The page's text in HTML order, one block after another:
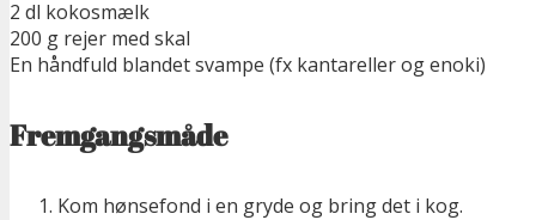
2 dl kokosmælk
200 g rejer med skal
En håndfuld blandet svampe (fx kantareller og enoki)
Fremgangsmåde
Kom hønsefond i en gryde og bring det i kog.